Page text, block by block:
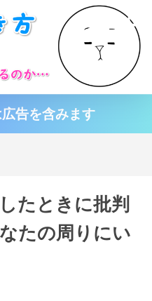
告を含みます
たときに批判
たの周りにい